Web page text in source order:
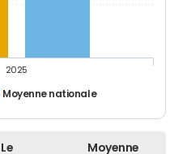
Moyenne nationale
2025
Le
Moyenne